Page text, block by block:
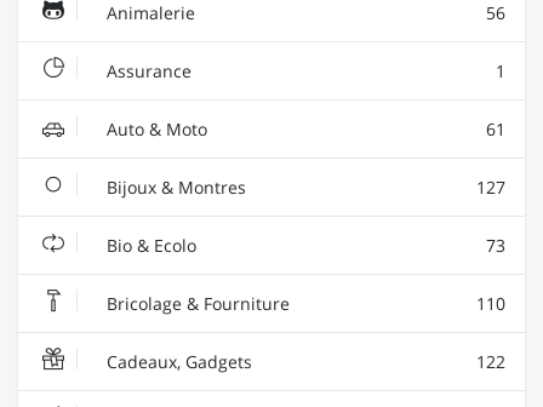
Animalerie 56
Assurance 1
Auto & Moto 61
Bijoux & Montres 127
Bio & Ecolo 73
Bricolage & Fourniture 110
Cadeaux, Gadgets 122